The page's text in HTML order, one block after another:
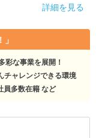
詳細を見る
」
彩な事業を展開！
チャレンジできる環境
多数在籍 など